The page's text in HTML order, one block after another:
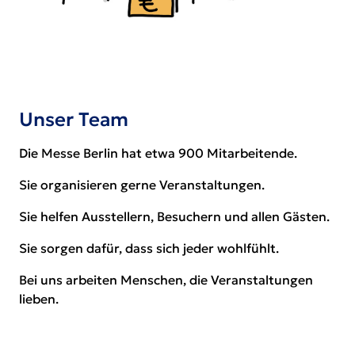
Unser Team
Die Messe Berlin hat etwa 900 Mitarbeitende.
Sie organisieren gerne Veranstaltungen.
Sie helfen Ausstellern, Besuchern und allen Gästen.
Sie sorgen dafür, dass sich jeder wohlfühlt.
Bei uns arbeiten Menschen, die Veranstaltungen
lieben.